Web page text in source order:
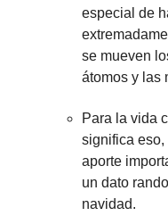
especial de
se mueven
átomos y las
Para la vida
significa eso,
aporte
un dato
navidad.